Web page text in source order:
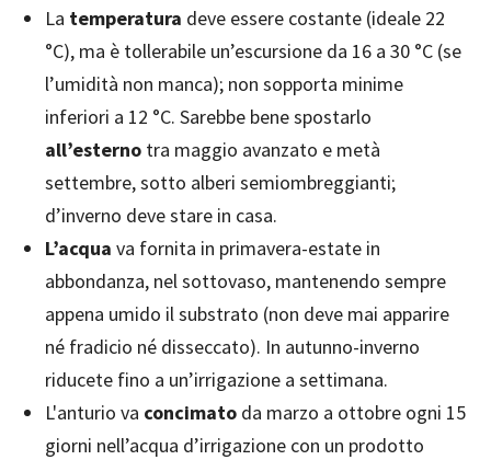
La temperatura deve essere costante (ideale 22
°C), ma è tollerabile un’escursione da 16 a 30 °C (se
l’umidità non manca); non sopporta minime
inferiori a 12 °C. Sarebbe bene spostarlo
all’esterno tra maggio avanzato e metà
settembre, sotto alberi semiombreggianti;
d’inverno deve stare in casa.
L’acqua va fornita in primavera-estate in
abbondanza, nel sottovaso, mantenendo sempre
appena umido il substrato (non deve mai apparire
né fradicio né disseccato). In autunno-inverno
riducete fino a un’irrigazione a settimana.
L'anturio va concimato da marzo a ottobre ogni 15
giorni nell’acqua d’irrigazione con un prodotto